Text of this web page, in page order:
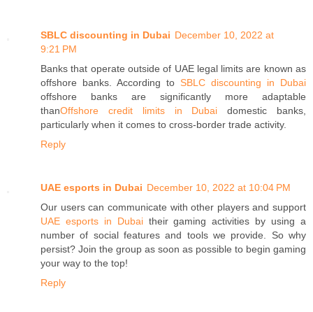
SBLC discounting in Dubai December 10, 2022 at
9:21 PM
Banks that operate outside of UAE legal limits are known as
offshore banks. According to SBLC discounting in Dubai
offshore banks are significantly more adaptable
thanOffshore credit limits in Dubai domestic banks,
particularly when it comes to cross-border trade activity.
Reply
UAE esports in Dubai December 10, 2022 at 10:04 PM
Our users can communicate with other players and support
UAE esports in Dubaitheir gaming activities by using a
number of social features and tools we provide. So why
persist? Join the group as soon as possible to begin gaming
your way to the top!
Reply